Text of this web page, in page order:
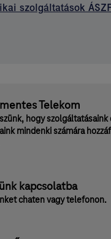
szolgáltatások
Telekom
hogy szolgáltatásaink
mindenki számára
kapcsolatba
chaten vagy telefonon.